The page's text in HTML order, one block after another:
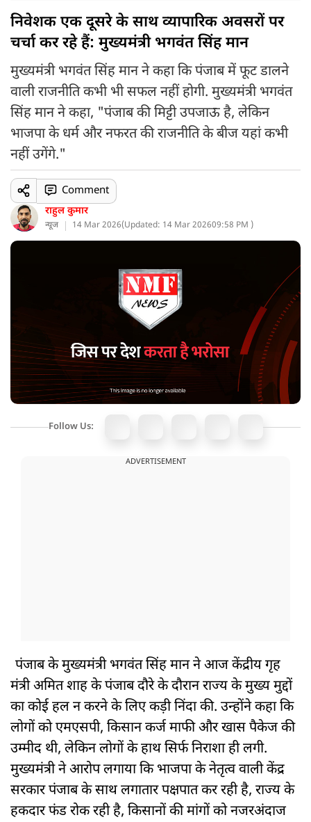
निवेशक एक दूसरे के साथ व्यापारिक अवसरों पर
चर्चा कर रहे हैं: मुख्यमंत्री भगवंत सिंह मान
मुख्यमंत्री भगवंत सिंह मान ने कहा कि पंजाब में फूट डालने
वाली राजनीति कभी भी सफल नहीं होगी. मुख्यमंत्री भगवंत
सिंह मान ने कहा, "पंजाब की मिट्टी उपजाऊ है, लेकिन
भाजपा के धर्म और नफरत की राजनीति के बीज यहां कभी
नहीं उगेंगे."
राहुल कुमार
न्यूज 14 Mar 2026(Updated: 14 Mar 202609:58 PM )
Comment
Follow Us:
ADVERTISEMENT
पंजाब के मुख्यमंत्री भगवंत सिंह मान ने आज केंद्रीय गृह
मंत्री अमित शाह के पंजाब दौरे के दौरान राज्य के मुख्य मुद्दों
का कोई हल न करने के लिए कड़ी निंदा की. उन्होंने कहा कि
लोगों को एमएसपी, किसान कर्ज माफी और खास पैकेज की
उम्मीद थी, लेकिन लोगों के हाथ सिर्फ निराशा ही लगी.
मुख्यमंत्री ने आरोप लगाया कि भाजपा के नेतृत्व वाली केंद्र
सरकार पंजाब के साथ लगातार पक्षपात कर रही है, राज्य के
हकदार फंड रोक रही है, किसानों की मांगों को नजरअंदाज